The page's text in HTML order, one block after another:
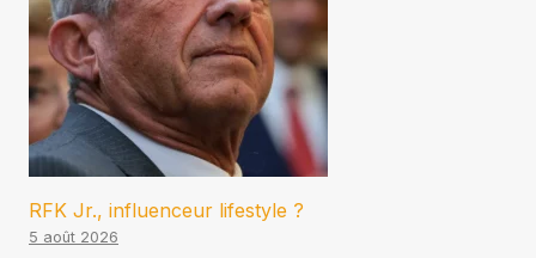
RFK Jr., influenceur lifestyle ?
5 août 2026